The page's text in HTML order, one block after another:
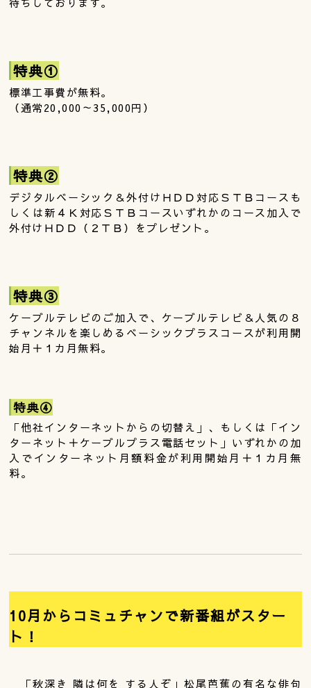
特典①
標準工事費が無料。
（通常20,000～35,000円）
特典②
デジタルベーシック＆外付けＨＤＤ対応ＳＴＢコースも
しくは新４Ｋ対応ＳＴＢコースいずれかのコース加入で
外付けＨＤＤ（２ＴＢ）をプレゼント。
特典③
ケーブルテレビのご加入で、ケーブルテレビ＆人気の８
チャンネルを楽しめるベーシックプラスコースが利用開
始月＋１カ月無料。
特典④
「他社インターネットからの切替え」、もしくは「イン
ターネット＋ケーブルプラス電話セット」いずれかの加
入でインターネット月額料金が利用開始月＋１カ月無
料。
10月からコミュチャンで新番組がスター
ト！
「秋深き 隣は何を する人ぞ」松尾芭蕉の有名な俳句